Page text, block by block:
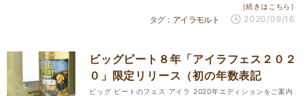
［続きはこちら］
アイラモルト 2020/09/16
ビッグピート８年「アイラフェス２０２
０」限定リリース（初の年数表記
ビッグ ピートのフェス アイラ 2020年エディションをご案内